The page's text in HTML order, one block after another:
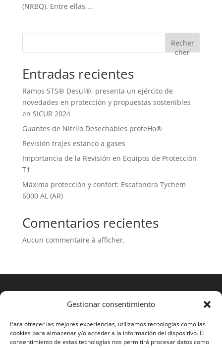
Gestionar consentimiento
Para ofrecer las mejores experiencias, utilizamos tecnologías como las
cookies para almacenar y/o acceder a la información del dispositivo. El
consentimiento de estas tecnologías nos permitirá procesar datos como
(NRBQ). Entre ellas,...
Recher
cher
Entradas recientes
Ramos STS® Desul®, presenta un ejército de
novedades en protección y propuestas sostenibles
en SICUR 2024
Guantes de Nitrilo Desechables proteHo®
Revisión trajes estanco a gases
Importancia de la Revisión en Equipos de Protección
T1
Máxima protección y confort: Escafandra Tychem
6000 AL (AR)
Comentarios recientes
Aucun commentaire à afficher.